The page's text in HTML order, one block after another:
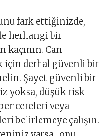
fark ettiğinizde,
herhangi bir
kaçının. Can
derhal güvenli bir
Şayet güvenli bir
yoksa, düşük risk
veya
belirlemeye çalışın.